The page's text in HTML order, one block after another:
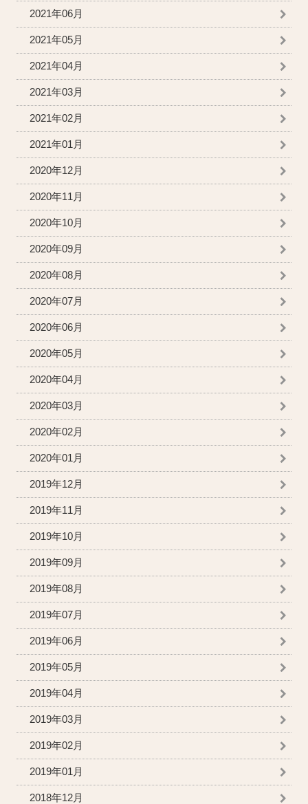
2021年06月
2021年05月
2021年04月
2021年03月
2021年02月
2021年01月
2020年12月
2020年11月
2020年10月
2020年09月
2020年08月
2020年07月
2020年06月
2020年05月
2020年04月
2020年03月
2020年02月
2020年01月
2019年12月
2019年11月
2019年10月
2019年09月
2019年08月
2019年07月
2019年06月
2019年05月
2019年04月
2019年03月
2019年02月
2019年01月
2018年12月